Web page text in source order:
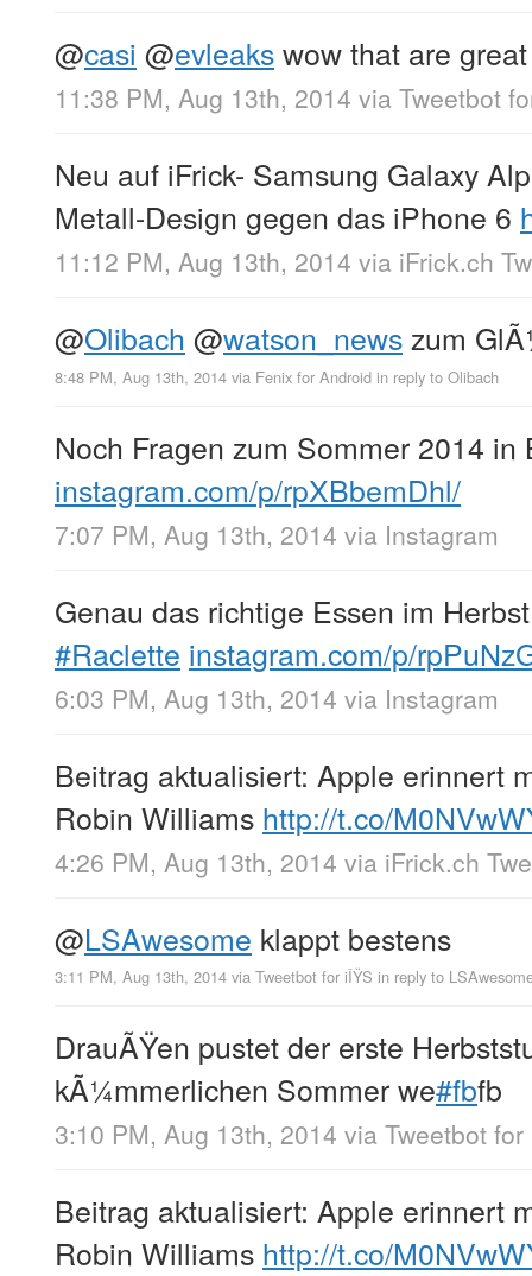
@casi @evleakswow that are
11:38 PM, Aug 13th, 2014 via Tweetbot
Neu auf iFrick- Samsung Galaxy
Metall-Design gegen das iPhone 6
11:12 PM, Aug 13th, 2014 via iFrick.ch
@Olibach @watson_newszum
8:48 PM, Aug 13th, 2014 via Fenix for Android in reply to Olibach
Noch Fragen zum Sommer 2014
instagram.com/p/rpXBbemDhl/
7:07 PM, Aug 13th, 2014 via Instagram
Genau das richtige Essen im
#Raclette instagram.com/p/
6:03 PM, Aug 13th, 2014 via Instagram
Beitrag aktualisiert: Apple erinnert
Robin Williams http://t.co/
4:26 PM, Aug 13th, 2014 via iFrick.ch
@LSAwesome klappt bestens
3:11 PM, Aug 13th, 2014 via Tweetbot for iÎŸS in reply to
DrauÃŸen pustet der erste
kÃ¼mmerlichen Sommer we#fbfb
3:10 PM, Aug 13th, 2014 via Tweetbot for
Beitrag aktualisiert: Apple erinnert
Robin Williams http://t.co/